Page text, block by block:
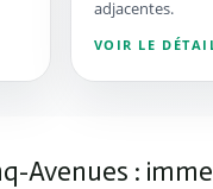
adjacentes.
VOIR LE
Avenues :